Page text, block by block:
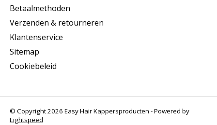
Betaalmethoden
Verzenden & retourneren
Klantenservice
Sitemap
Cookiebeleid
© Copyright 2026 Easy Hair Kappersproducten - Powered by
Lightspeed